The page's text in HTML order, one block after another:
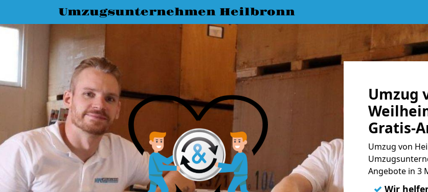
Umzugsunternehmen Heilbronn
Umzug
Gratis-
Umzug von
Angebote in 3
✓ Wir